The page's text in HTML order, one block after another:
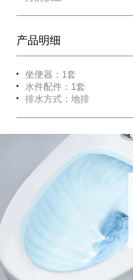
产品明细
坐便器：1套
水件配件：1套
排水方式：地排